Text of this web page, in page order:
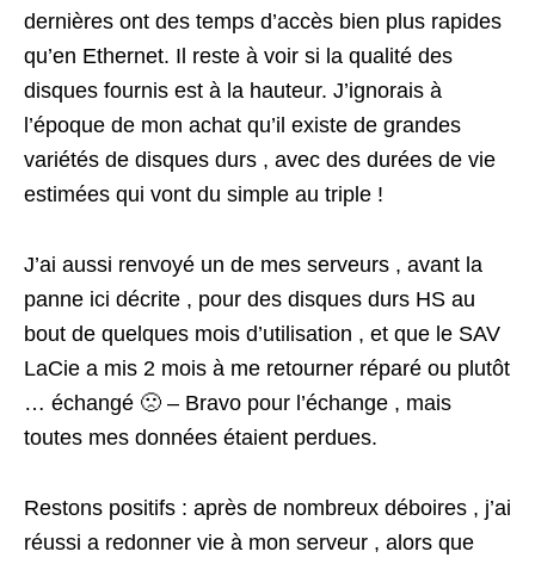
dernières ont des temps d’accès bien plus rapides
qu’en Ethernet. Il reste à voir si la qualité des
disques fournis est à la hauteur. J’ignorais à
l’époque de mon achat qu’il existe de grandes
variétés de disques durs , avec des durées de vie
estimées qui vont du simple au triple !
J’ai aussi renvoyé un de mes serveurs , avant la
panne ici décrite , pour des disques durs HS au
bout de quelques mois d’utilisation , et que le SAV
LaCie a mis 2 mois à me retourner réparé ou plutôt
… échangé 🙁 – Bravo pour l’échange , mais
toutes mes données étaient perdues.
Restons positifs : après de nombreux déboires , j’ai
réussi a redonner vie à mon serveur , alors que